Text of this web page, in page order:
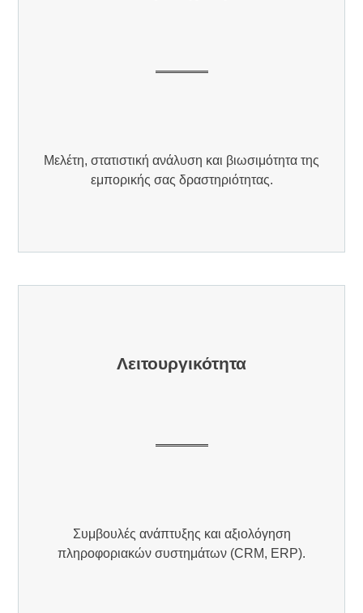
Μελέτη, στατιστική ανάλυση και βιωσιμότητα της
εμπορικής σας δραστηριότητας.
Λειτουργικότητα
Συμβουλές ανάπτυξης και αξιολόγηση
πληροφοριακών συστημάτων (CRM, ERP).